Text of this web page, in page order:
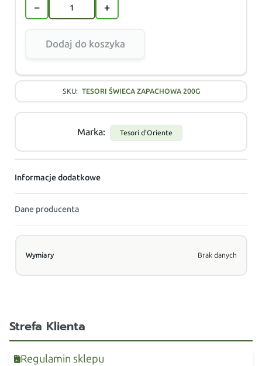
− +
Dodaj do koszyka
SKU: TESORI ŚWIECA ZAPACHOWA 200G
Marka: Tesori d'Oriente
Informacje dodatkowe
Dane producenta
Wymiary Brak danych
Strefa Klienta
Regulamin sklepu